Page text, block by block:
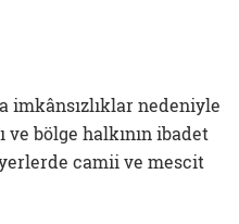
imkânsızlıklar nedeniyle
bölge halkının ibadet
yerlerde camii ve mescit